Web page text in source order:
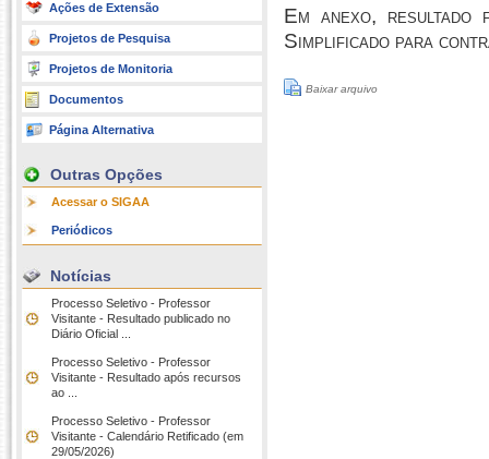
Ações de Extensão
Projetos de Pesquisa
Projetos de Monitoria
Documentos
Página Alternativa
Outras Opções
Acessar o SIGAA
Periódicos
Notícias
Processo Seletivo - Professor
Visitante - Resultado publicado no
Diário Oficial ...
Processo Seletivo - Professor
Visitante - Resultado após recursos
ao ...
Processo Seletivo - Professor
Visitante - Calendário Retificado (em
29/05/2026)
Em anexo, resultado
Simplificado para
Baixar arquivo